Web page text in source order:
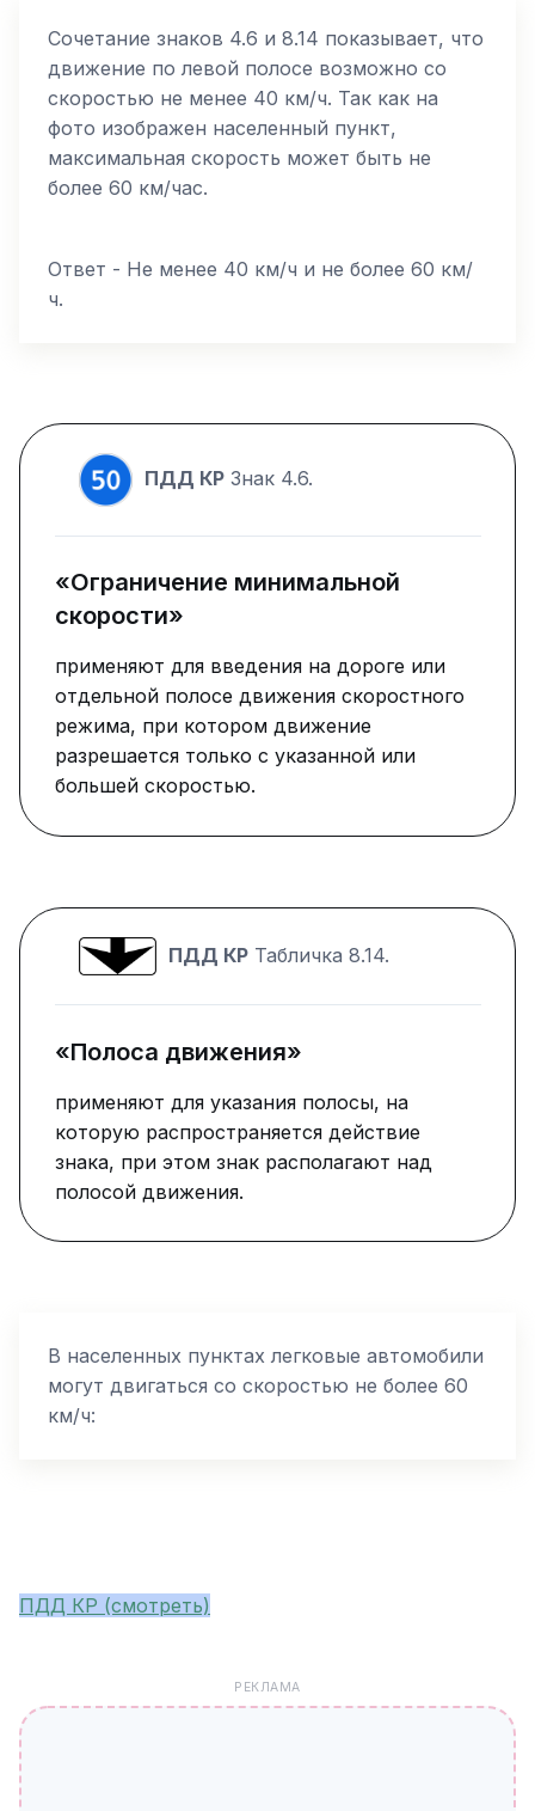
Сочетание знаков 4.6 и 8.14 показывает, что
движение по левой полосе возможно со
скоростью не менее 40 км/ч. Так как на
фото изображен населенный пункт,
максимальная скорость может быть не
более 60 км/час.
Ответ - Не менее 40 км/ч и не более 60 км/
ч.
ПДД КРЗнак 4.6.
«Ограничение минимальной
скорости»
применяют для введения на дороге или
отдельной полосе движения скоростного
режима, при котором движение
разрешается только с указанной или
большей скоростью.
ПДД КРТабличка 8.14.
«Полоса движения»
применяют для указания полосы, на
которую распространяется действие
знака, при этом знак располагают над
полосой движения.
В населенных пунктах легковые автомобили
могут двигаться со скоростью не более 60
км/ч:
ПДД КР (смотреть)
РЕКЛАМА